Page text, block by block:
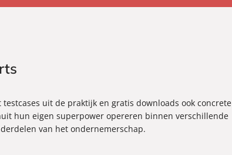
uit de praktijk en gratis downloads ook concrete
hun eigen superpower opereren binnen verschillende
van het ondernemerschap.